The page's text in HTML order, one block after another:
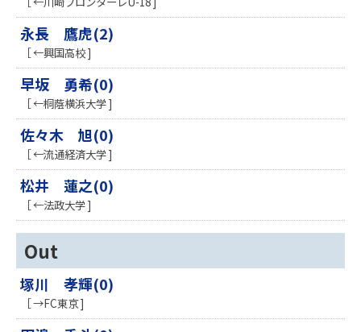
永長 鷹虎(2)
［ ←興国高校 ]
早坂 勇希(0)
［ ←桐蔭横浜大学 ]
佐々木 旭(0)
［ ←流通経済大学 ]
松井 蓮之(0)
［ ←法政大学 ]
Out
塚川 孝輝(0)
［ →FC東京 ]